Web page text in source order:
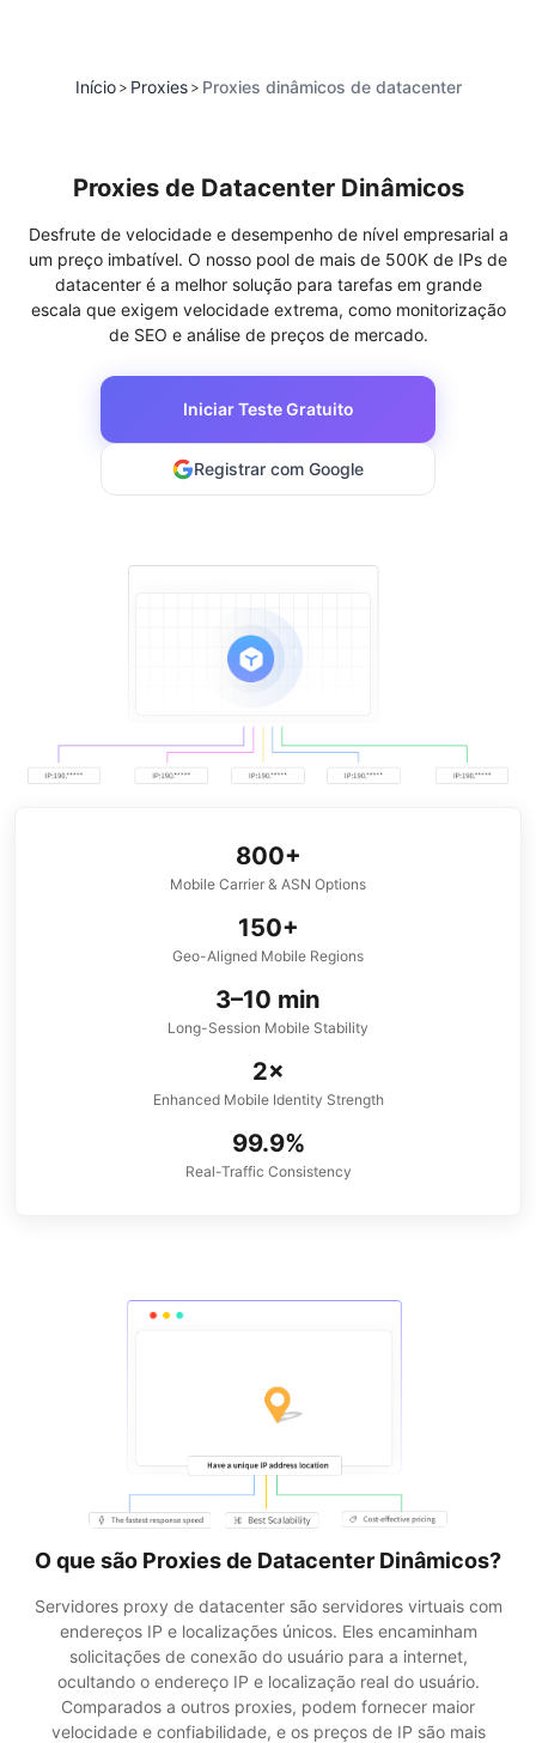
Início > Proxies > Proxies dinâmicos de datacenter
Proxies de Datacenter Dinâmicos
Desfrute de velocidade e desempenho de nível empresarial a
um preço imbatível. O nosso pool de mais de 500K de IPs de
datacenter é a melhor solução para tarefas em grande
escala que exigem velocidade extrema, como monitorização
de SEO e análise de preços de mercado.
Iniciar Teste Gratuito
Registrar com Google
800+
Mobile Carrier & ASN Options
150+
Geo-Aligned Mobile Regions
3–10 min
Long-Session Mobile Stability
2×
Enhanced Mobile Identity Strength
99.9%
Real-Traffic Consistency
O que são Proxies de Datacenter Dinâmicos?
Servidores proxy de datacenter são servidores virtuais com
endereços IP e localizações únicos. Eles encaminham
solicitações de conexão do usuário para a internet,
ocultando o endereço IP e localização real do usuário.
Comparados a outros proxies, podem fornecer maior
velocidade e confiabilidade, e os preços de IP são mais